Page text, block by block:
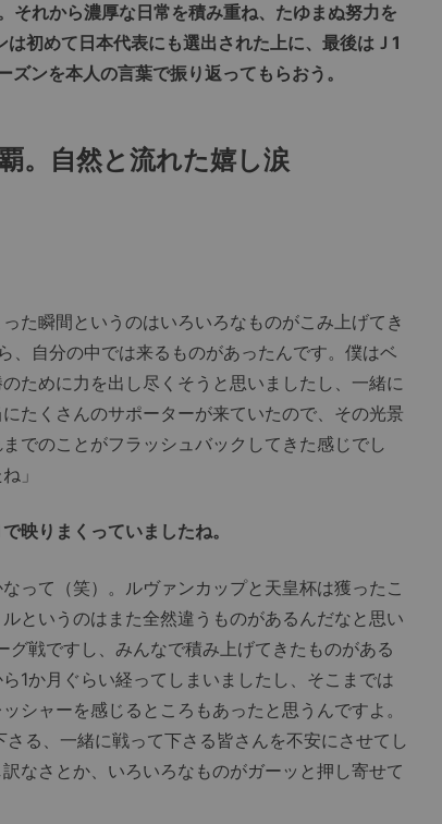
れから濃厚な日常を積み重ね、たゆまぬ努力を
初めて日本代表にも選出された上に、最後はＪ1
ンを本人の言葉で振り返ってもらおう。
。自然と流れた嬉し涙
た瞬間というのはいろいろなものがこみ上げてき
、自分の中では来るものがあったんです。僕はベ
ために力を出し尽くそうと思いましたし、一緒に
たくさんのサポーターが来ていたので、その光景
でのことがフラッシュバックしてきた感じでし
」
りまくっていましたね。
って（笑）。ルヴァンカップと天皇杯は獲ったこ
というのはまた全然違うものがあるんだなと思い
戦ですし、みんなで積み上げてきたものがある
1か月ぐらい経ってしまいましたし、そこまでは
シャーを感じるところもあったと思うんですよ。
る、一緒に戦って下さる皆さんを不安にさせてし
なさとか、いろいろなものがガーッと押し寄せて